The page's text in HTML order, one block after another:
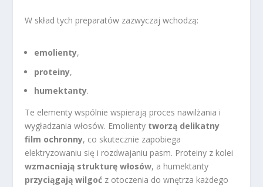
W skład tych preparatów zazwyczaj wchodzą:
emolienty,
proteiny,
humektanty.
Te elementy wspólnie wspierają proces nawilżania i
wygładzania włosów. Emolienty tworzą delikatny
film ochronny, co skutecznie zapobiega
elektryzowaniu się i rozdwajaniu pasm. Proteiny z kolei
wzmacniają strukturę włosów, a humektanty
przyciągają wilgoć z otoczenia do wnętrza każdego